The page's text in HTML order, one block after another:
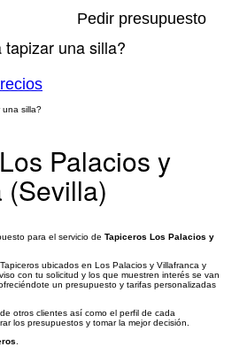
Pedir presupuesto
una silla?
Palacios y
(Sevilla)
para el servicio de Tapiceros Los Palacios y
ubicados en Los Palacios y Villafranca y
con tu solicitud y los que muestren interés se van
un presupuesto y tarifas personalizadas
otros clientes así como el perfil de cada
los presupuestos y tomar la mejor decisión.